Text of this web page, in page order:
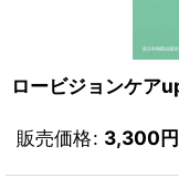
ロービジョンケ
販売価格: 3,300円